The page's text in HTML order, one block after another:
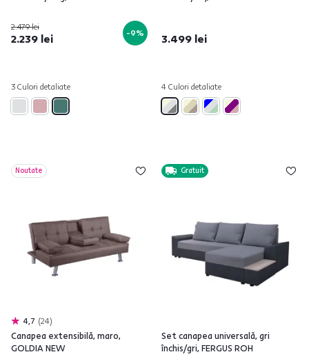
2.479 lei
2.239 lei -9%
3 Culori detaliate
3.499 lei
4 Culori detaliate
Noutate
4,7 24
Canapea extensibilă, maro,
GOLDIA NEW
Gratuit
Set canapea universală, gri
închis/gri, FERGUS ROH